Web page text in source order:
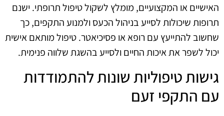
האישיים או המקצועיים, מומלץ לשקול טיפול תרופתי. ישנם
תרופות שיכולות לסייע בניהול הכעס ולמנוע התקפים, כך
שחשוב להתייעץ עם רופא או פסיכיאטר. טיפול מותאם אישית
יכול לשפר את איכות החיים ולסייע בהשגת שלווה פנימית.
גישות טיפוליות שונות להתמודדות
עם התקפי זעם